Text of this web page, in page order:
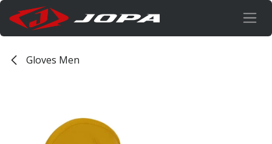
Overslaan naar inhoud
Gloves Men